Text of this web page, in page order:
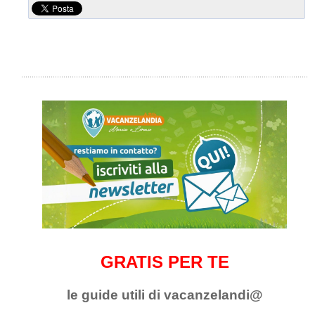
GRATIS PER TE
le guide utili di vacanzelandi@